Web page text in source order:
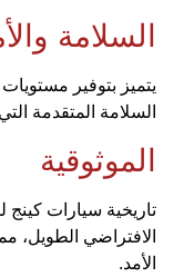
السلامة
يتميز بتوفير
السلامة المتقدمة
الموثوقية
تاريخية سيارات كينج
الافتراضي الطويل،
الأمد.